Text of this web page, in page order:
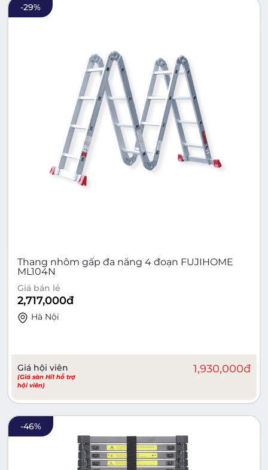
-29%
Thang nhôm gấp đa năng 4 đoạn FUJIHOME
ML104N
Giá bán lẻ
2,717,000đ
Hà Nội
Giá hội viên
(Giá sàn Hi1 hỗ trợ
hội viên)
1,930,000đ
-46%